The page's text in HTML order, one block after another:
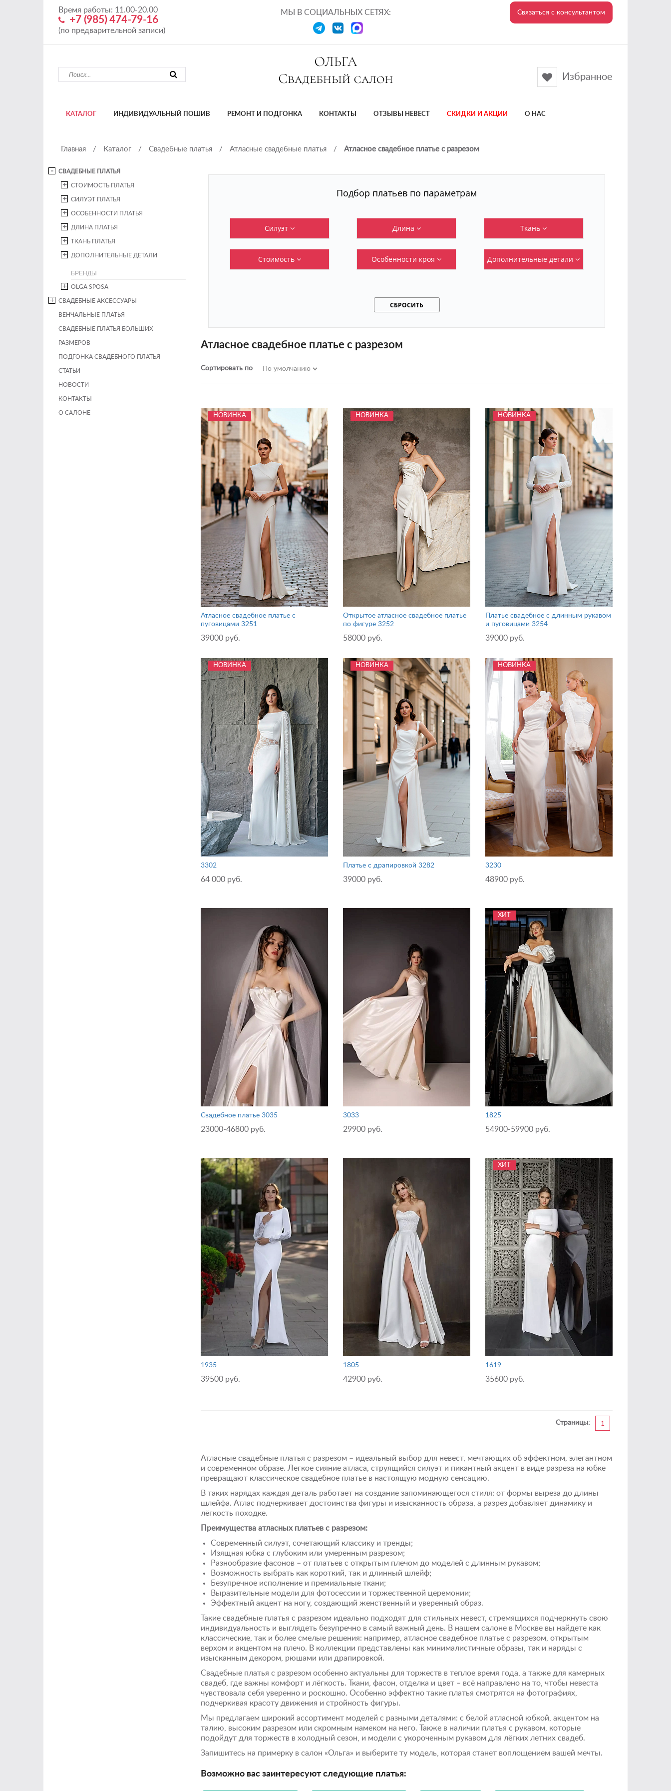
Время работы: 11.00-20.00
+7 (985) 474-79-16
(по предварительной записи)
МЫ В СОЦИАЛЬНЫХ СЕТЯХ: Связаться с консультантом
Избранное
КАТАЛОГ ИНДИВИДУАЛЬНЫЙ ПОШИВ РЕМОНТ И ПОДГОНКА КОНТАКТЫ ОТЗЫВЫ НЕВЕСТ СКИДКИ И АКЦИИ О НАС
Главная / Каталог / Свадебные платья / Атласные свадебные платья / Атласное свадебное платье с разрезом
СВАДЕБНЫЕ ПЛАТЬЯ
СТОИМОСТЬ ПЛАТЬЯ
СИЛУЭТ ПЛАТЬЯ
ОСОБЕННОСТИ ПЛАТЬЯ
ДЛИНА ПЛАТЬЯ
ТКАНЬ ПЛАТЬЯ
ДОПОЛНИТЕЛЬНЫЕ ДЕТАЛИ
БРЕНДЫ
OLGA SPOSA
СВАДЕБНЫЕ АКСЕССУАРЫ
ВЕНЧАЛЬНЫЕ ПЛАТЬЯ
СВАДЕБНЫЕ ПЛАТЬЯ БОЛЬШИХ
РАЗМЕРОВ
ПОДГОНКА СВАДЕБНОГО ПЛАТЬЯ
СТАТЬИ
НОВОСТИ
КОНТАКТЫ
О САЛОНЕ
Подбор платьев по параметрам
Силуэт Длина Ткань
Стоимость Особенности кроя Дополнительные детали
СБРОСИТЬ
Атласное свадебное платье с разрезом
Сортировать по
НОВИНКА
Атласное свадебное платье с
пуговицами 3251
39000 руб.
НОВИНКА
Открытое атласное свадебное платье
по фигуре 3252
58000 руб.
НОВИНКА
Платье свадебное с длинным рукавом
и пуговицами 3254
39000 руб.
НОВИНКА
3302
64 000 руб.
НОВИНКА
Платье с драпировкой 3282
39000 руб.
НОВИНКА
3230
48900 руб.
Свадебное платье 3035
23000-46800 руб.
3033
29900 руб.
ХИТ
1825
54900-59900 руб.
1935
39500 руб.
1805
42900 руб.
ХИТ
1619
35600 руб.
1
Страницы:
Атласные свадебные платья с разрезом – идеальный выбор для невест, мечтающих об эффектном, элегантном
и современном образе. Легкое сияние атласа, струящийся силуэт и пикантный акцент в виде разреза на юбке
превращают классическое свадебное платье в настоящую модную сенсацию.
В таких нарядах каждая деталь работает на создание запоминающегося стиля: от формы выреза до длины
шлейфа. Атлас подчеркивает достоинства фигуры и изысканность образа, а разрез добавляет динамику и
лёгкость походке.
Преимущества атласных платьев с разрезом:
Современный силуэт, сочетающий классику и тренды;
Изящная юбка с глубоким или умеренным разрезом;
Разнообразие фасонов – от платьев с открытым плечом до моделей с длинным рукавом;
Возможность выбрать как короткий, так и длинный шлейф;
Безупречное исполнение и премиальные ткани;
Выразительные модели для фотосессии и торжественной церемонии;
Эффектный акцент на ногу, создающий женственный и уверенный образ.
Такие свадебные платья с разрезом идеально подходят для стильных невест, стремящихся подчеркнуть свою
индивидуальность и выглядеть безупречно в самый важный день. В нашем салоне в Москве вы найдете как
классические, так и более смелые решения: например, атласное свадебное платье с разрезом, открытым
верхом и акцентом на плечо. В коллекции представлены как минималистичные образы, так и наряды с
изысканным декором, рюшами или драпировкой.
Свадебные платья с разрезом особенно актуальны для торжеств в теплое время года, а также для камерных
свадеб, где важны комфорт и лёгкость. Ткани, фасон, отделка и цвет – всё направлено на то, чтобы невеста
чувствовала себя уверенно и роскошно. Особенно эффектно такие платья смотрятся на фотографиях,
подчеркивая красоту движения и стройность фигуры.
Мы предлагаем широкий ассортимент моделей с разными деталями: с белой атласной юбкой, акцентом на
талию, высоким разрезом или скромным намеком на него. Также в наличии платья с рукавом, которые
подойдут для торжеств в холодный сезон, и модели с укороченным рукавом для лёгких летних свадеб.
Запишитесь на примерку в салон «Ольга» и выберите ту модель, которая станет воплощением вашей мечты.
Возможно вас заинтересуют следующие платья: